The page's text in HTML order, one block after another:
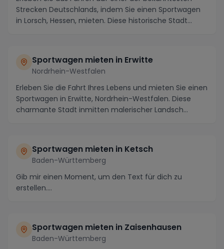
Strecken Deutschlands, indem Sie einen Sportwagen
in Lorsch, Hessen, mieten. Diese historische Stadt...
Sportwagen mieten in Erwitte
Nordrhein-Westfalen
Erleben Sie die Fahrt Ihres Lebens und mieten Sie einen
Sportwagen in Erwitte, Nordrhein-Westfalen. Diese
charmante Stadt inmitten malerischer Landsch...
Sportwagen mieten in Ketsch
Baden-Württemberg
Gib mir einen Moment, um den Text für dich zu
erstellen....
Sportwagen mieten in Zaisenhausen
Baden-Württemberg